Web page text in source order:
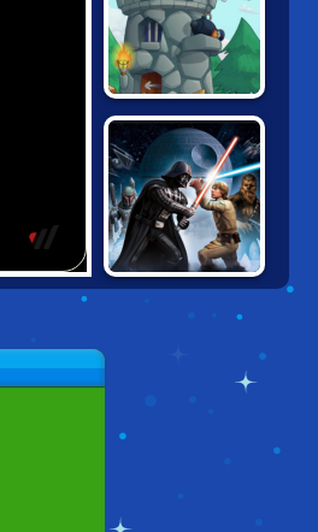
TOWER CRUSH
STAR WARS: